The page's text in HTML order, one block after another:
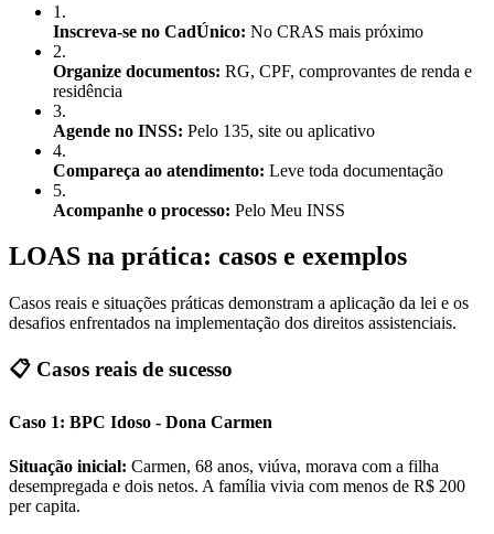
1 .
Inscreva-se no CadÚnico: No CRAS mais próximo
2.
Organize documentos: RG, CPF, comprovantes de renda e
residência
3.
Agende no INSS: Pelo 135, site ou aplicativo
4.
Compareça ao atendimento: Leve toda documentação
5.
Acompanhe o processo: Pelo Meu INSS
LOAS na prática: casos e exemplos
Casos reais e situações práticas demonstram a aplicação da lei e os
desafios enfrentados na implementação dos direitos assistenciais.
📋 Casos reais de sucesso
Caso 1: BPC Idoso - Dona Carmen
Situação inicial: Carmen, 68 anos, viúva, morava com a filha
desempregada e dois netos. A família vivia com menos de R$ 200
per capita.